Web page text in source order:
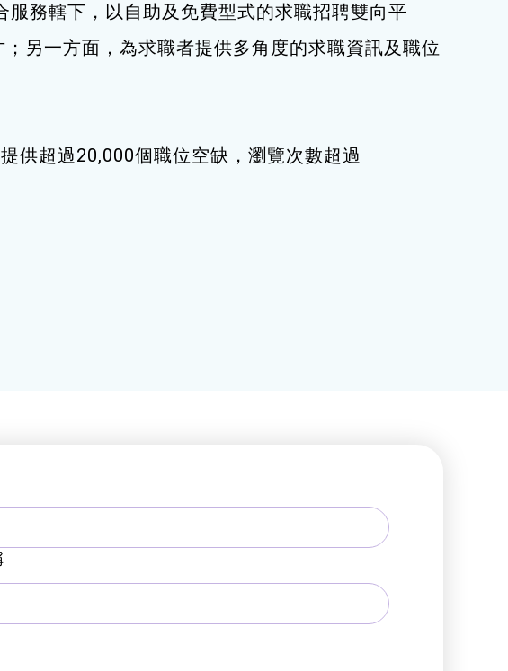
服務轄下，以自助及免費型式的求職招聘雙向平
另一方面，為求職者提供多角度的求職資訊及職位
供超過20,000個職位空缺，瀏覽次數超過